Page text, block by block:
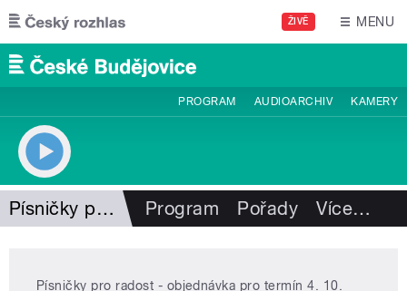
Přejít k hlavnímu obsahu
ŽIVĚ MENU
PROGRAM AUDIOARCHIV KAMERY
Písničky pro radost Program Pořady Více…
Písničky pro radost - objednávka pro termín 4. 10.